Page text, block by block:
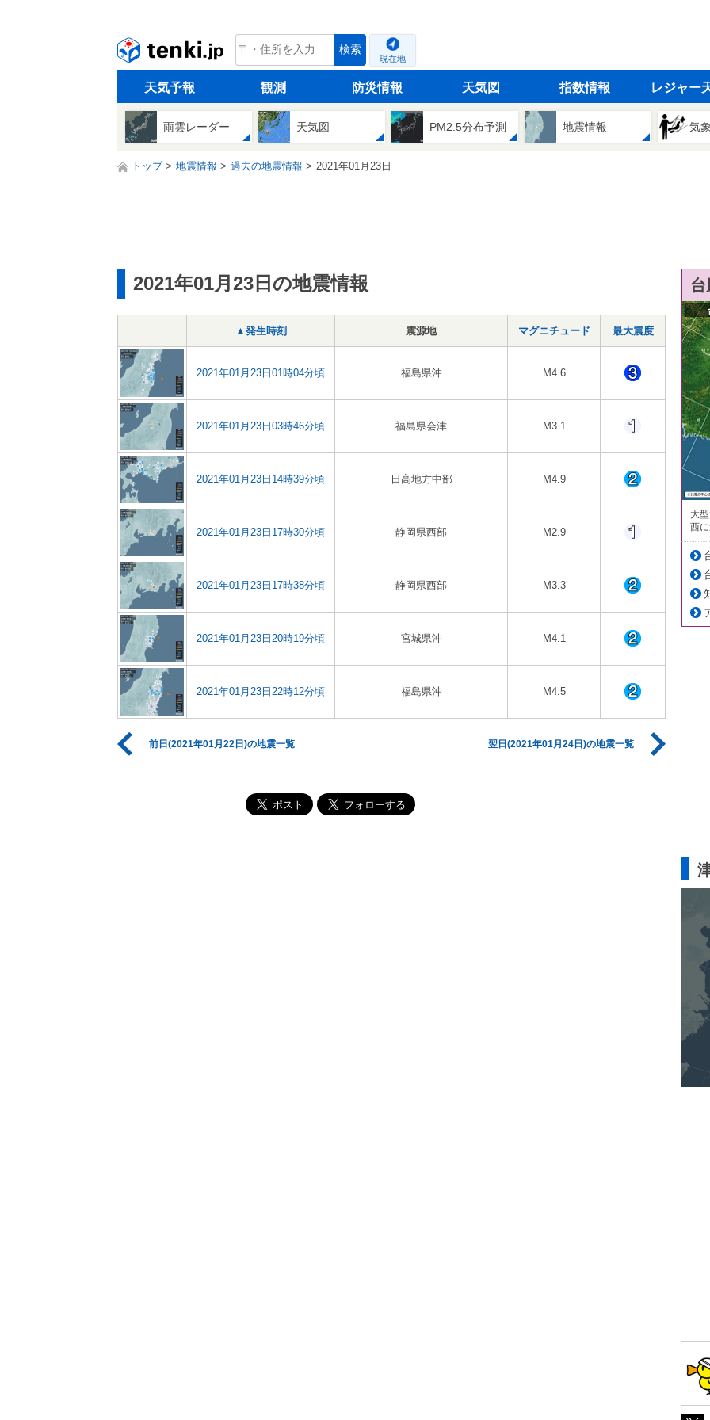
tenki.jp 検索
現在地
天気予報 観測 防災情報 天気図 指数情報 レジャー
雨雲レーダー 天気図 PM2.5分布予測 地震情報 気
トップ 地震情報 過去の地震情報 2021年01月23日
2021年01月23日の地震情報
▲発生時刻 震源地 マグニチュード 最大震度
2021年01月23日01時04分頃 福島県沖 M4.6
2021年01月23日03時46分頃 福島県会津 M3.1
2021年01月23日14時39分頃 日高地方中部 M4.9
2021年01月23日17時30分頃 静岡県西部 M2.9
2021年01月23日17時38分頃 静岡県西部 M3.3
2021年01月23日20時19分頃 宮城県沖 M4.1
2021年01月23日22時12分頃 福島県沖 M4.5
前日(2021年01月22日)の地震一覧 翌日(2021年01月24日)の地震一覧
大
西